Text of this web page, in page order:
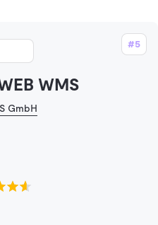
#5
WMS
GmbH